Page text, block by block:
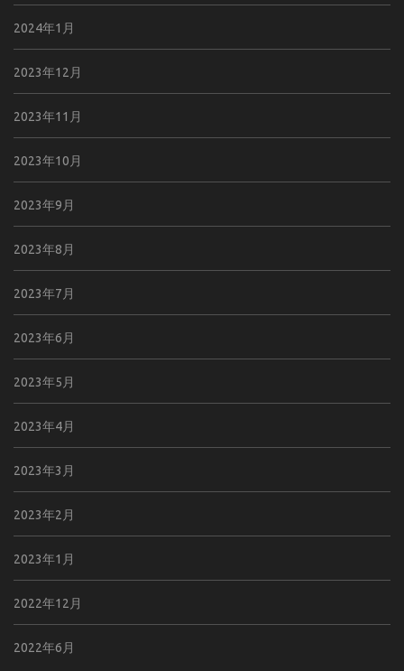
2024年1月
2023年12月
2023年11月
2023年10月
2023年9月
2023年8月
2023年7月
2023年6月
2023年5月
2023年4月
2023年3月
2023年2月
2023年1月
2022年12月
2022年6月